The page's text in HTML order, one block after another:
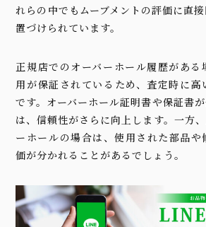
れらの中でもムーブメントの評価に直
置づけられています。
正規店でのオーバーホール履歴がある
用が保証されているため、査定時に高
です。オーバーホール証明書や保証書
は、信頼性がさらに向上します。一方
ーホールの場合は、使用された部品
価が分かれることがあるでしょう。